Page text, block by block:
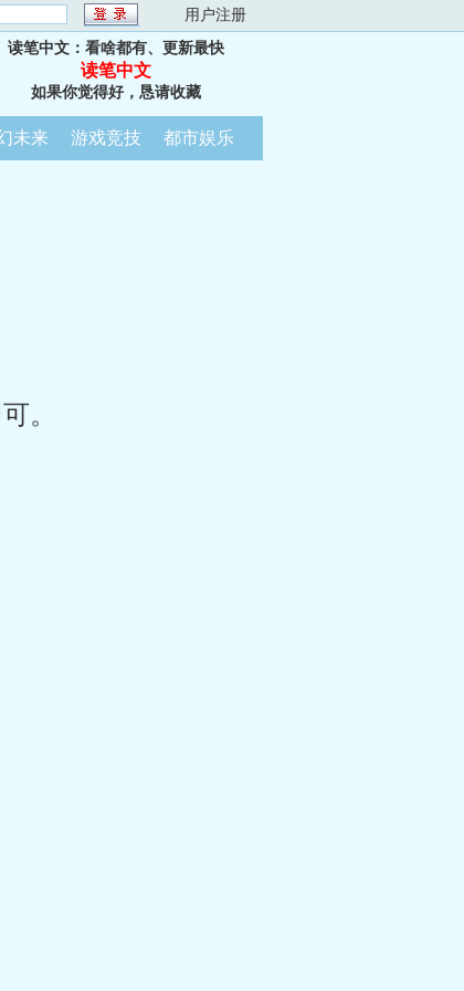
用户注册
读笔中文：看啥都有、更新最快
读笔中文
如果你觉得好，恳请收藏
未来 游戏竞技 都市娱乐
。